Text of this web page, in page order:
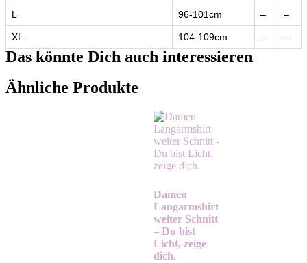
L 96-101cm – –
XL 104-109cm – –
Das könnte Dich auch interessieren
Ähnliche Produkte
Damen
Langarmshirt
weiter Schnitt
– Du bist
Licht, zeige
dich.